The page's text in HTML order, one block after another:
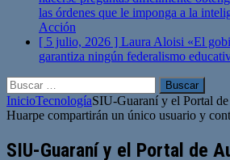
las órdenes que le imponga a la
Acción
[ 5 julio, 2026 ] Laura Aloisi «El
garantiza ningún federalismo
Buscar:
InicioTecnologíaSIU-Guaraní y el Portal
Huarpe compartirán un único usuario y
SIU-Guaraní y el Portal de